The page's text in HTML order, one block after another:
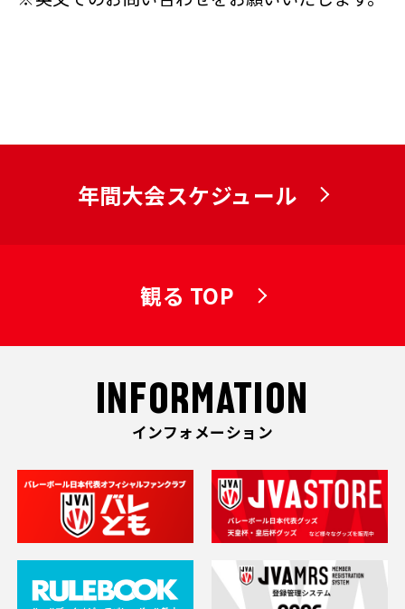
年間大会スケジュール
観る TOP
INFORMATION
インフォメーション